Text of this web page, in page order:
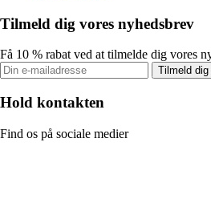
Tilmeld dig vores nyhedsbrev
Få 10 % rabat ved at tilmelde dig vores
Tilmeld dig
Hold kontakten
Find os på sociale medier